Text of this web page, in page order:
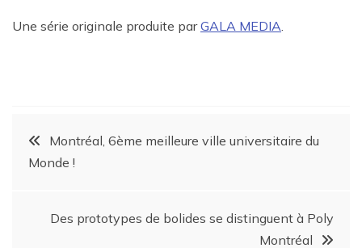
Une série originale produite parGALA MEDIA
Montréal, 6ème meilleure ville universitaire du
Monde !
Des prototypes de bolides se distinguent à Poly
Montréal